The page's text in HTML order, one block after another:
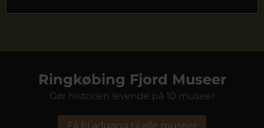
Ringkøbing Fjord Museer
Gør historien levende på 10 museer
Få fri adgang til alle museer